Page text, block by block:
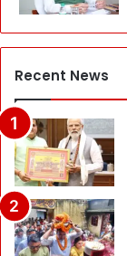
Recent News